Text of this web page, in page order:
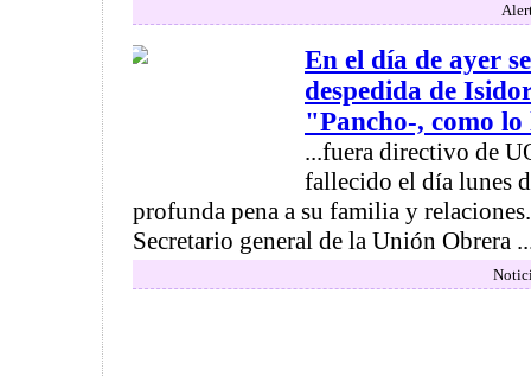
En el día de ayer
despedida de
"Pancho-, como
...fuera directivo de
fallecido el día lunes
profunda pena a su familia y
Secretario general de la Unión Obrera